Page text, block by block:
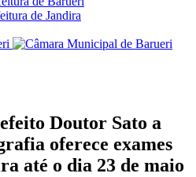
Doutor Sato a
oferece exames
até o dia 23 de maio